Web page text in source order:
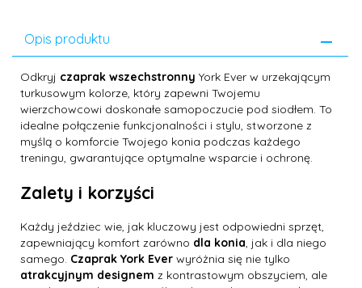
Opis produktu
Odkryj czaprak wszechstronny York Ever w urzekającym
turkusowym kolorze, który zapewni Twojemu
wierzchowcowi doskonałe samopoczucie pod siodłem. To
idealne połączenie funkcjonalności i stylu, stworzone z
myślą o komforcie Twojego konia podczas każdego
treningu, gwarantujące optymalne wsparcie i ochronę.
Zalety i korzyści
Każdy jeździec wie, jak kluczowy jest odpowiedni sprzęt,
zapewniający komfort zarówno dla konia, jak i dla niego
samego. Czaprak York Ever wyróżnia się nie tylko
atrakcyjnym designem z kontrastowym obszyciem, ale